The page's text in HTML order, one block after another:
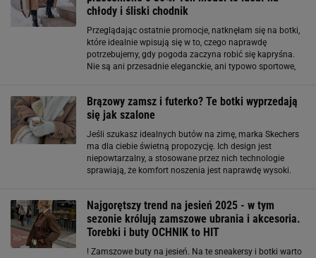
chłody i śliski chodnik
Przeglądając ostatnie promocje, natknęłam się na botki,
które idealnie wpisują się w to, czego naprawdę
potrzebujemy, gdy pogoda zaczyna robić się kapryśna.
Nie są ani przesadnie eleganckie, ani typowo sportowe,
Brązowy zamsz i futerko? Te botki wyprzedają
się jak szalone
Jeśli szukasz idealnych butów na zimę, marka Skechers
ma dla ciebie świetną propozycję. Ich design jest
niepowtarzalny, a stosowane przez nich technologie
sprawiają, że komfort noszenia jest naprawdę wysoki.
Najgorętszy trend na jesień 2025 - w tym
sezonie królują zamszowe ubrania i akcesoria.
Torebki i buty OCHNIK to HIT
! Zamszowe buty na jesień. Na te sneakersy i botki warto